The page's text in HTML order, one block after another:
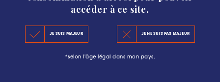
accéder à ce site.
JE SUIS MAJEUR JE NE SUIS PAS MAJEUR
*selon l'âge légal dans mon pays.